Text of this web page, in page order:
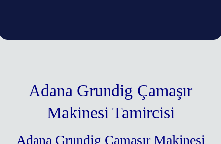
Adana Grundig Çamaşır
Makinesi Tamircisi
Adana Grundig Çamaşır Makinesi